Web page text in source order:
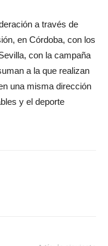
a través de
en Córdoba, con los
con la campaña
a la que realizan
una misma dirección
y el deporte